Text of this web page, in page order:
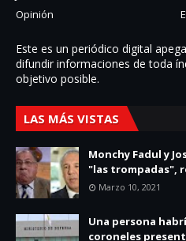
Opinión
Este es un periódico digital
difundir informaciones de toda
objetivo posible.
LAS MÁS VISTAS
Monchy Fadul y
"las trompadas",
Marzo 10, 2021
Una persona
coroneles